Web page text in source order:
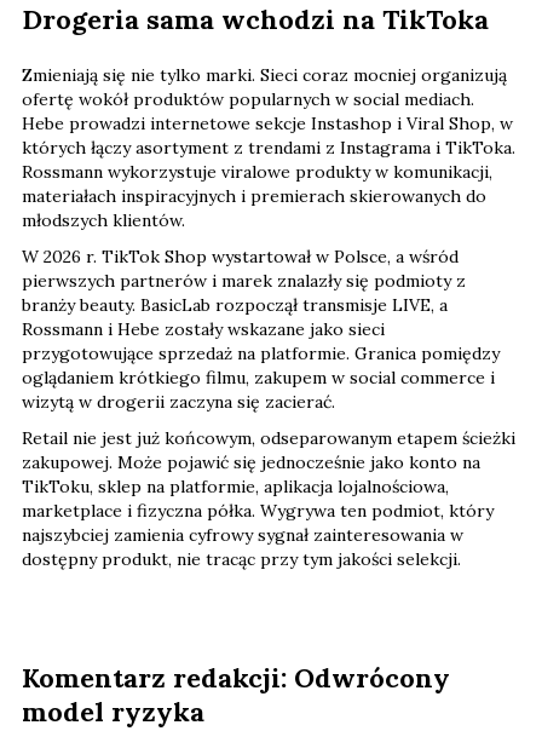
Drogeria sama wchodzi na TikToka
Zmieniają się nie tylko marki. Sieci coraz mocniej organizują
ofertę wokół produktów popularnych w social mediach.
Hebe prowadzi internetowe sekcje Instashop i Viral Shop, w
których łączy asortyment z trendami z Instagrama i TikToka.
Rossmann wykorzystuje viralowe produkty w komunikacji,
materiałach inspiracyjnych i premierach skierowanych do
młodszych klientów.
W 2026 r. TikTok Shop wystartował w Polsce, a wśród
pierwszych partnerów i marek znalazły się podmioty z
branży beauty. BasicLab rozpoczął transmisje LIVE, a
Rossmann i Hebe zostały wskazane jako sieci
przygotowujące sprzedaż na platformie. Granica pomiędzy
oglądaniem krótkiego filmu, zakupem w social commerce i
wizytą w drogerii zaczyna się zacierać.
Retail nie jest już końcowym, odseparowanym etapem ścieżki
zakupowej. Może pojawić się jednocześnie jako konto na
TikToku, sklep na platformie, aplikacja lojalnościowa,
marketplace i fizyczna półka. Wygrywa ten podmiot, który
najszybciej zamienia cyfrowy sygnał zainteresowania w
dostępny produkt, nie tracąc przy tym jakości selekcji.
Komentarz redakcji: Odwrócony
model ryzyka